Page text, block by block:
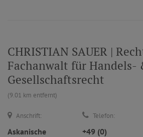
CHRISTIAN SAUER |
Fachanwalt für Handels-
Gesellschaftsrecht
(9.01 km entfernt)
Anschrift:
Askanische
Telefon:
+49 (0)